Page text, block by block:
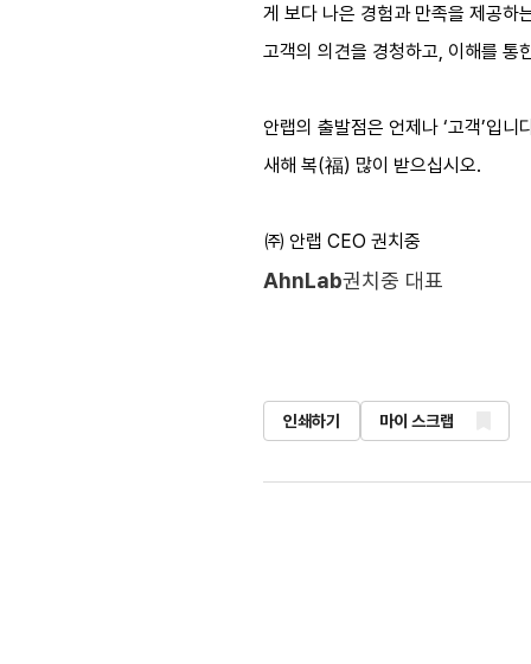
게 보다 나은 경험과 만족을 제공하
고객의 의견을 경청하고, 이해를 통
안랩의 출발점은 언제나 ‘고객’입
새해 복(福) 많이 받으십시오.
㈜ 안랩 CEO 권치중
AhnLab권치중 대표
인쇄하기 마이 스크랩